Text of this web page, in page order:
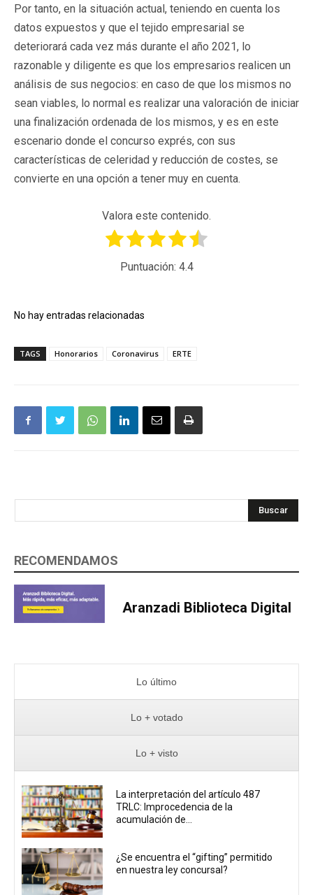
Por tanto, en la situación actual, teniendo en cuenta los
datos expuestos y que el tejido empresarial se
deteriorará cada vez más durante el año 2021, lo
razonable y diligente es que los empresarios realicen un
análisis de sus negocios: en caso de que los mismos no
sean viables, lo normal es realizar una valoración de iniciar
una finalización ordenada de los mismos, y es en este
escenario donde el concurso exprés, con sus
características de celeridad y reducción de costes, se
convierte en una opción a tener muy en cuenta.
Valora este contenido.
Puntuación: 4.4
No hay entradas relacionadas
TAGS Honorarios Coronavirus ERTE
Buscar
RECOMENDAMOS
Aranzadi Biblioteca Digital
Lo último
Lo + votado
Lo + visto
La interpretación del artículo 487
TRLC: Improcedencia de la
acumulación de...
¿Se encuentra el “gifting” permitido
en nuestra ley concursal?